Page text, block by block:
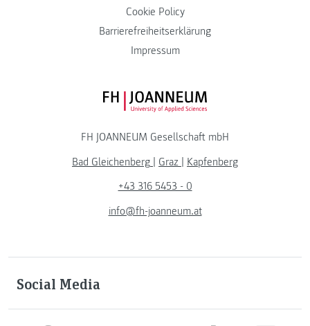
Cookie Policy
Barrierefreiheitserklärung
Impressum
FH JOANNEUM Logo
FH JOANNEUM Gesellschaft mbH
Bad Gleichenberg | Graz | Kapfenberg
+43 316 5453 - 0
info@fh-joanneum.at
Social Media